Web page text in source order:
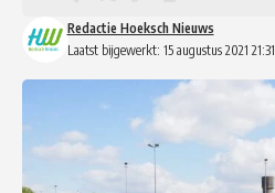
Laatst bijgewerkt: 15 augustus 2021 21:31
Redactie Hoeksch Nieuws